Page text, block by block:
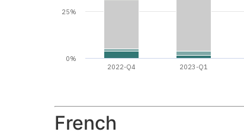
2022-Q4 2023-Q1
0%
25%
French